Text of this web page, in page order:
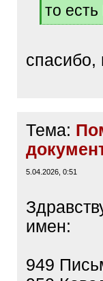
[
q
то
[
]
Тема:
5.04.2026, 0:51
имен:
949